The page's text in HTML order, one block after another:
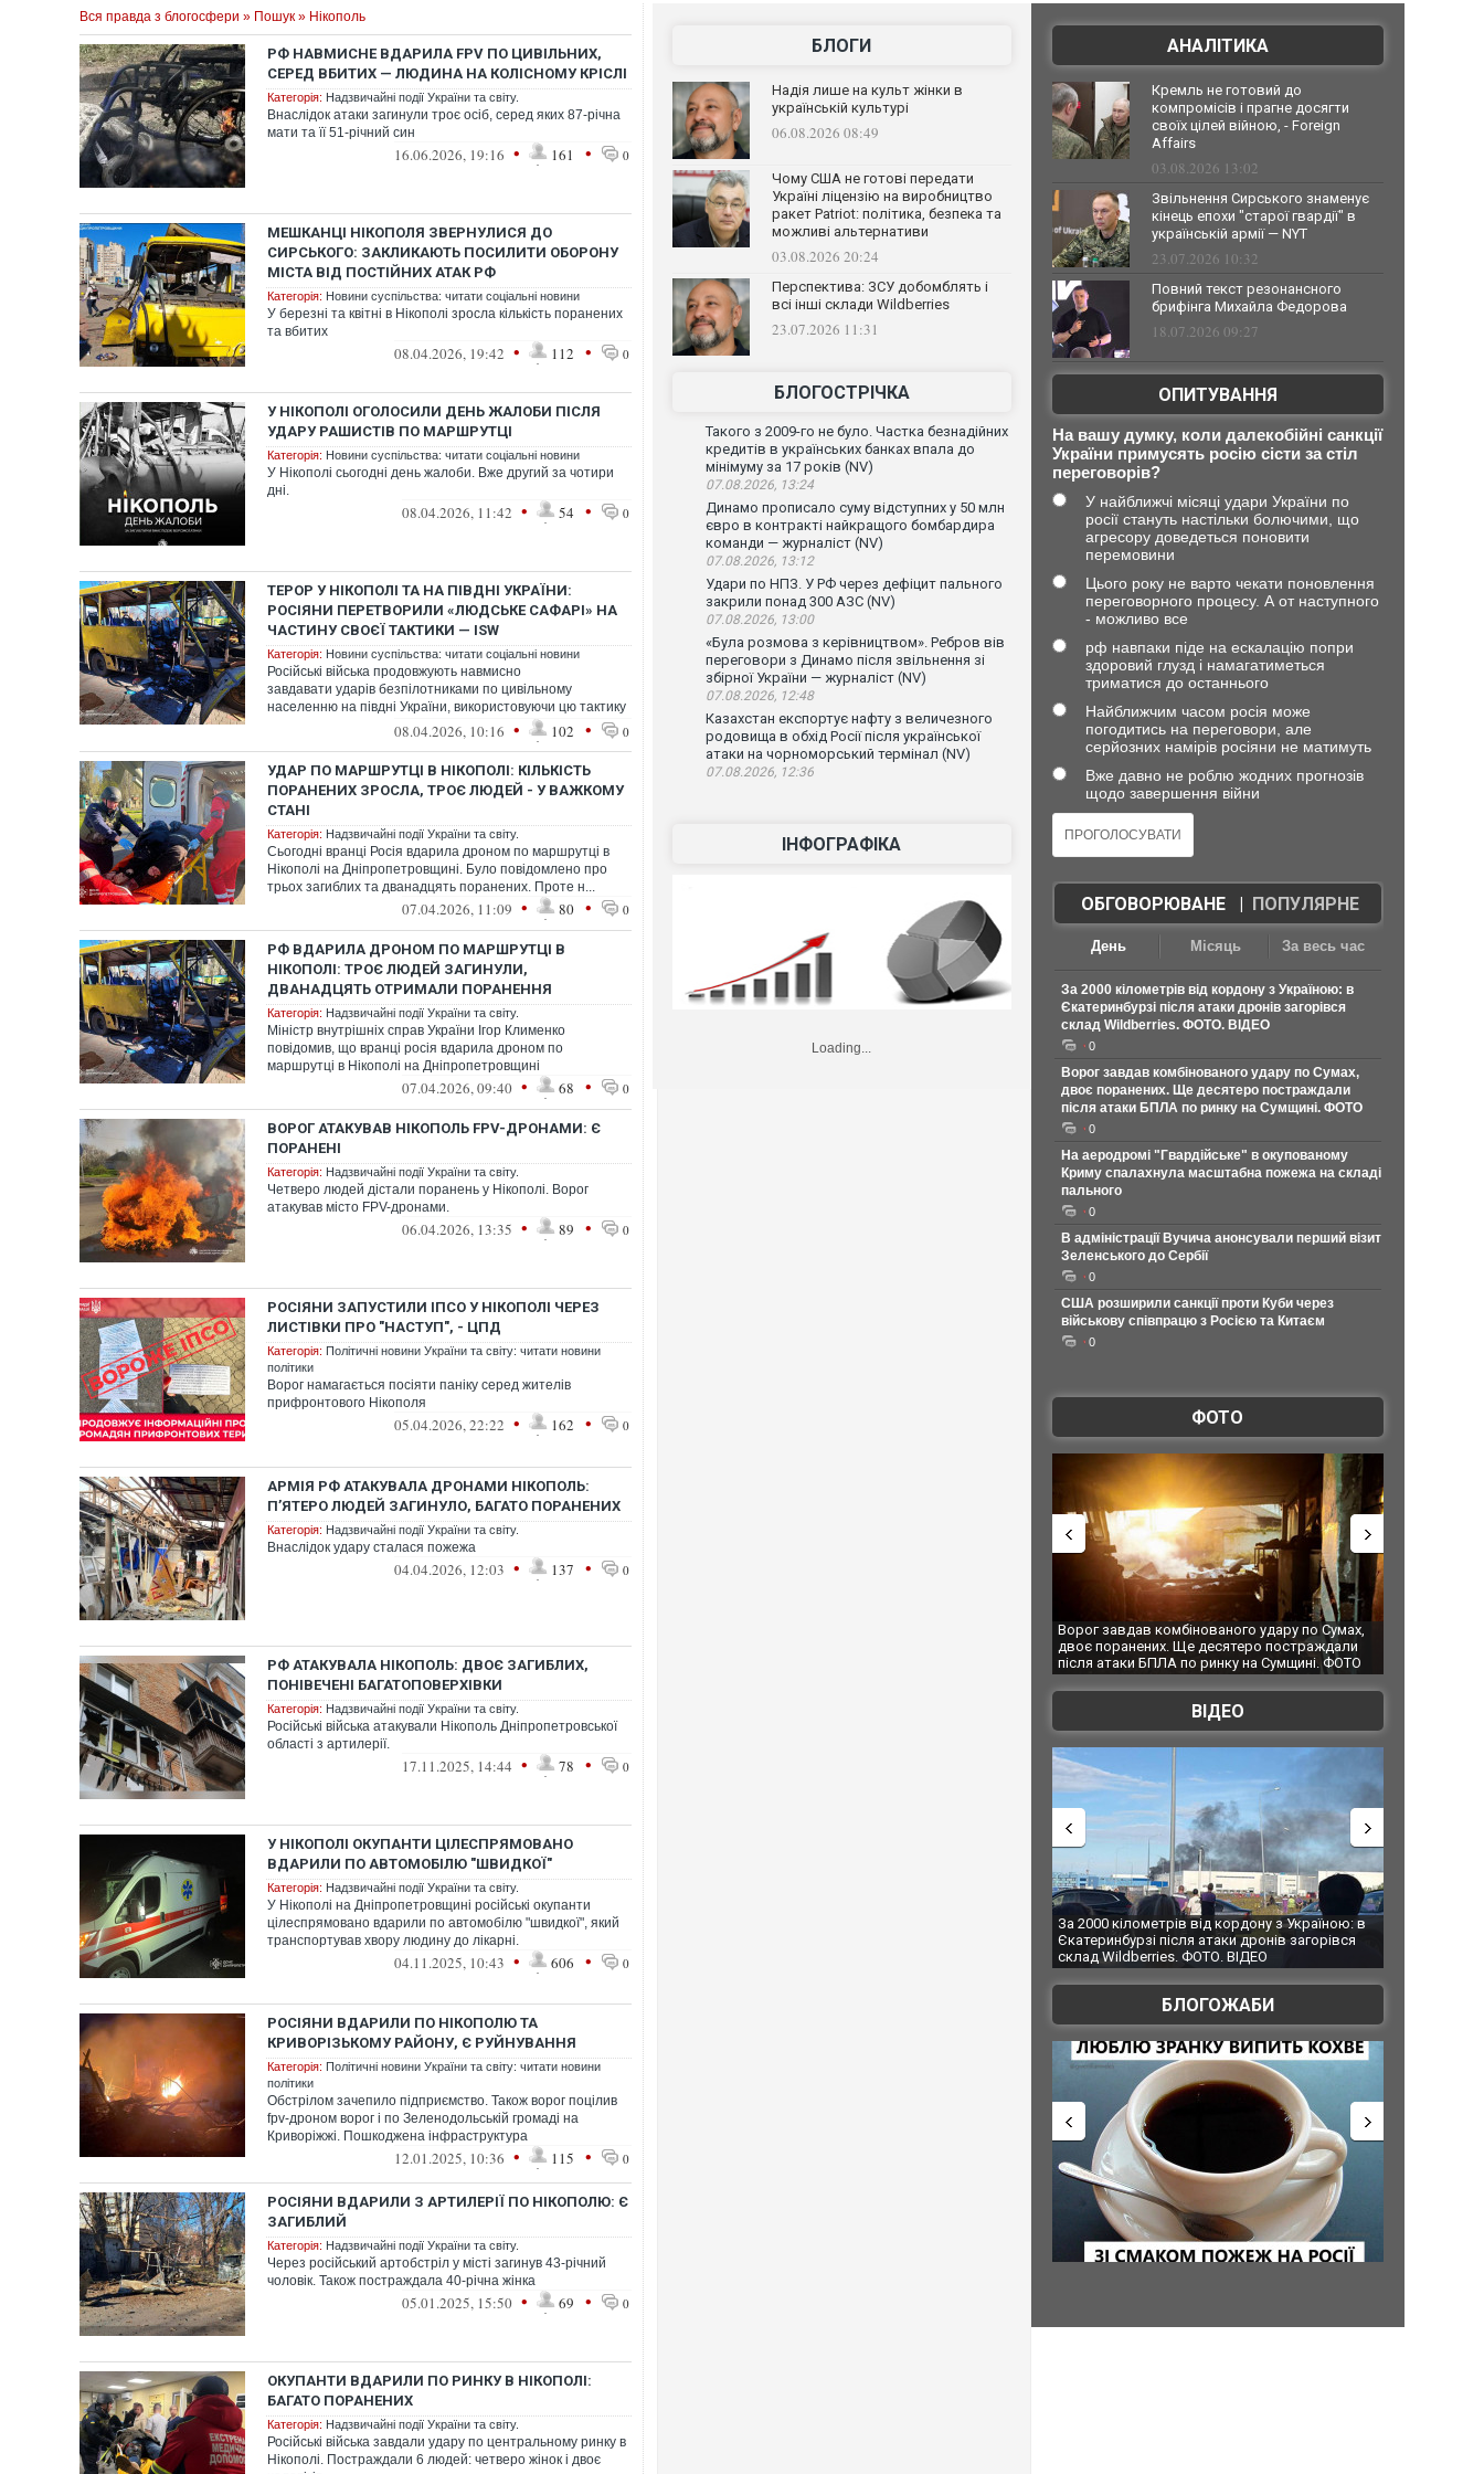
Вся правда з блогосфери » Пошук » Нікополь
РФ НАВМИСНЕ ВДАРИЛА FPV ПО ЦИВІЛЬНИХ,
СЕРЕД ВБИТИХ — ЛЮДИНА НА КОЛІСНОМУ КРІСЛІ
Категорія: Надзвичайні події України та світу.
Внаслідок атаки загинули троє осіб, серед яких 87-річна
мати та її 51-річний син
16.06.2026, 19:16 • 161 • 0
МЕШКАНЦІ НІКОПОЛЯ ЗВЕРНУЛИСЯ ДО
СИРСЬКОГО: ЗАКЛИКАЮТЬ ПОСИЛИТИ ОБОРОНУ
МІСТА ВІД ПОСТІЙНИХ АТАК РФ
Категорія: Новини суспільства: читати соціальні новини
У березні та квітні в Нікополі зросла кількість поранених
та вбитих
08.04.2026, 19:42 • 112 • 0
У НІКОПОЛІ ОГОЛОСИЛИ ДЕНЬ ЖАЛОБИ ПІСЛЯ
УДАРУ РАШИСТІВ ПО МАРШРУТЦІ
Категорія: Новини суспільства: читати соціальні новини
У Нікополі сьогодні день жалоби. Вже другий за чотири
дні.
08.04.2026, 11:42 • 54 • 0
ТЕРОР У НІКОПОЛІ ТА НА ПІВДНІ УКРАЇНИ:
РОСІЯНИ ПЕРЕТВОРИЛИ «ЛЮДСЬКЕ САФАРІ» НА
ЧАСТИНУ СВОЄЇ ТАКТИКИ — ISW
Категорія: Новини суспільства: читати соціальні новини
Російські війська продовжують навмисно
завдавати ударів безпілотниками по цивільному
населенню на півдні України, використовуючи цю тактику
08.04.2026, 10:16 • 102 • 0
УДАР ПО МАРШРУТЦІ В НІКОПОЛІ: КІЛЬКІСТЬ
ПОРАНЕНИХ ЗРОСЛА, ТРОЄ ЛЮДЕЙ - У ВАЖКОМУ
СТАНІ
Категорія: Надзвичайні події України та світу.
Сьогодні вранці Росія вдарила дроном по маршрутці в
Нікополі на Дніпропетровщині. Було повідомлено про
трьох загиблих та дванадцять поранених. Проте н...
07.04.2026, 11:09 • 80 • 0
РФ ВДАРИЛА ДРОНОМ ПО МАРШРУТЦІ В
НІКОПОЛІ: ТРОЄ ЛЮДЕЙ ЗАГИНУЛИ,
ДВАНАДЦЯТЬ ОТРИМАЛИ ПОРАНЕННЯ
Категорія: Надзвичайні події України та світу.
Міністр внутрішніх справ України Ігор Клименко
повідомив, що вранці росія вдарила дроном по
маршрутці в Нікополі на Дніпропетровщині
07.04.2026, 09:40 • 68 • 0
ВОРОГ АТАКУВАВ НІКОПОЛЬ FPV-ДРОНАМИ: Є
ПОРАНЕНІ
Категорія: Надзвичайні події України та світу.
Четверо людей дістали поранень у Нікополі. Ворог
атакував місто FPV-дронами.
06.04.2026, 13:35 • 89 • 0
РОСІЯНИ ЗАПУСТИЛИ ІПСО У НІКОПОЛІ ЧЕРЕЗ
ЛИСТІВКИ ПРО "НАСТУП", - ЦПД
Категорія: Політичні новини України та світу: читати новини
політики
Ворог намагається посіяти паніку серед жителів
прифронтового Нікополя
05.04.2026, 22:22 • 162 • 0
АРМІЯ РФ АТАКУВАЛА ДРОНАМИ НІКОПОЛЬ:
ПʼЯТЕРО ЛЮДЕЙ ЗАГИНУЛО, БАГАТО ПОРАНЕНИХ
Категорія: Надзвичайні події України та світу.
Внаслідок удару сталася пожежа
04.04.2026, 12:03 • 137 • 0
РФ АТАКУВАЛА НІКОПОЛЬ: ДВОЄ ЗАГИБЛИХ,
ПОНІВЕЧЕНІ БАГАТОПОВЕРХІВКИ
Категорія: Надзвичайні події України та світу.
Російські війська атакували Нікополь Дніпропетровської
області з артилерії.
17.11.2025, 14:44 • 78 • 0
У НІКОПОЛІ ОКУПАНТИ ЦІЛЕСПРЯМОВАНО
ВДАРИЛИ ПО АВТОМОБІЛЮ "ШВИДКОЇ"
Категорія: Надзвичайні події України та світу.
У Нікополі на Дніпропетровщині російські окупанти
цілеспрямовано вдарили по автомобілю "швидкої", який
транспортував хвору людину до лікарні.
04.11.2025, 10:43 • 606 • 0
РОСІЯНИ ВДАРИЛИ ПО НІКОПОЛЮ ТА
КРИВОРІЗЬКОМУ РАЙОНУ, Є РУЙНУВАННЯ
Категорія: Політичні новини України та світу: читати новини
політики
Обстрілом зачепило підприємство. Також ворог поцілив
fpv-дроном ворог і по Зеленодольській громаді на
Криворіжжі. Пошкоджена інфраструктура
12.01.2025, 10:36 • 115 • 0
РОСІЯНИ ВДАРИЛИ З АРТИЛЕРІЇ ПО НІКОПОЛЮ: Є
ЗАГИБЛИЙ
Категорія: Надзвичайні події України та світу.
Через російський артобстріл у місті загинув 43-річний
чоловік. Також постраждала 40-річна жінка
05.01.2025, 15:50 • 69 • 0
ОКУПАНТИ ВДАРИЛИ ПО РИНКУ В НІКОПОЛІ:
БАГАТО ПОРАНЕНИХ
Категорія: Надзвичайні події України та світу.
Російські війська завдали удару по центральному ринку в
Нікополі. Постраждали 6 людей: четверо жінок і двоє
БЛОГИ
Надія лише на культ жінки в
українській культурі
06.08.2026 08:49
Чому США не готові передати
Україні ліцензію на виробництво
ракет Patriot: політика, безпека та
можливі альтернативи
03.08.2026 20:24
Перспектива: ЗСУ добомблять і
всі інші склади Wildberries
23.07.2026 11:31
БЛОГОСТРІЧКА
Такого з 2009-го не було. Частка безнадійних
кредитів в українських банках впала до
мінімуму за 17 років (NV)
07.08.2026, 13:24
Динамо прописало суму відступних у 50 млн
євро в контракті найкращого бомбардира
команди — журналіст (NV)
07.08.2026, 13:12
Удари по НПЗ. У РФ через дефіцит пального
закрили понад 300 АЗС (NV)
07.08.2026, 13:00
«Була розмова з керівництвом». Ребров вів
переговори з Динамо після звільнення зі
збірної України — журналіст (NV)
07.08.2026, 12:48
Казахстан експортує нафту з величезного
родовища в обхід Росії після української
атаки на чорноморський термінал (NV)
07.08.2026, 12:36
ІНФОГРАФІКА
Loading...
АНАЛІТИКА
Кремль не готовий до
компромісів і прагне досягти
своїх цілей війною, - Foreign
Affairs
03.08.2026 13:02
Звільнення Сирського знаменує
кінець епохи "старої гвардії" в
українській армії — NYT
23.07.2026 10:32
Повний текст резонансного
брифінга Михайла Федорова
18.07.2026 09:27
ОПИТУВАННЯ
На вашу думку, коли далекобійні санкції
України примусять росію сісти за стіл
переговорів?
У найближчі місяці удари України по
росії стануть настільки болючими, що
агресору доведеться поновити
перемовини
Цього року не варто чекати поновлення
переговорного процесу. А от наступного
- можливо все
рф навпаки піде на ескалацію попри
здоровий глузд і намагатиметься
триматися до останнього
Найближчим часом росія може
погодитись на переговори, але
серйозних намірів росіяни не матимуть
Вже давно не роблю жодних прогнозів
щодо завершення війни
ОБГОВОРЮВАНЕ| ПОПУЛЯРНЕ
День Місяць За весь час
За 2000 кілометрів від кордону з Україною: в
Єкатеринбурзі після атаки дронів загорівся
склад Wildberries. ФОТО. ВІДЕО
0
Ворог завдав комбінованого удару по Сумах,
двоє поранених. Ще десятеро постраждали
після атаки БПЛА по ринку на Сумщині. ФОТО
0
На аеродромі "Гвардійське" в окупованому
Криму спалахнула масштабна пожежа на складі
пального
0
В адміністрації Вучича анонсували перший візит
Зеленського до Сербії
0
США розширили санкції проти Куби через
військову співпрацю з Росією та Китаєм
0
ФОТО
Ворог завдав комбінованого удару по Сумах,
двоє поранених. Ще десятеро постраждали
після атаки БПЛА по ринку на Сумщині. ФОТО
За 2000 кілометрів від кордону з Україною: в
Єкатеринбурзі після атаки дронів загорівся
склад Wildberries. ФОТО. ВІДЕО
ВІДЕО
За 2000 кілометрів від кордону з Україною: в
Єкатеринбурзі після атаки дронів загорівся
В Таїланді футболіст загинув від удару
блискавки під час матчу: ще 12 людей
постраждали. ВІДЕО
БЛОГОЖАБИ